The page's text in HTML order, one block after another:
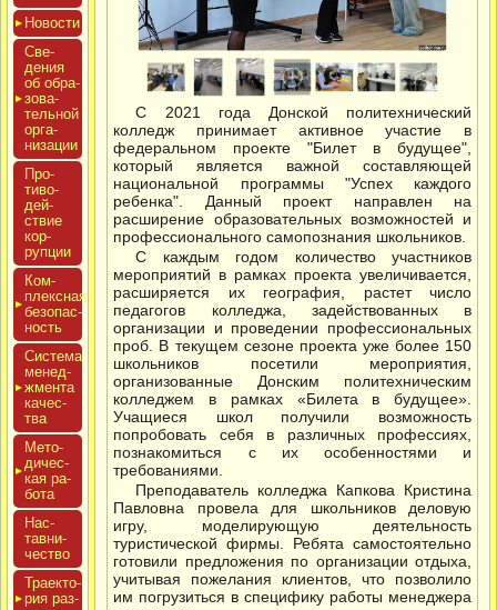
Новос­ти
Све­
дения
об об­ра­
зова­
тель­ной
ор­га­
низа­ции
Про­
тиво­
дей­
ствие
кор­
рупции
Ком­
плексная
бе­зопас­
ность
Сис­те­ма
ме­нед­
жмен­та
ка­чес­
тва
Мето­
дичес­
кая ра­
бота
Нас­
тавни­
чес­тво
Тра­ек­то­
рия раз­
С 2021 года Донской политехнический
колледж принимает активное участие в
федеральном проекте "Билет в будущее",
который является важной составляющей
национальной программы "Успех каждого
ребенка". Данный проект направлен на
расширение образовательных возможностей и
профессионального самопознания школьников.
С каждым годом количество участников
мероприятий в рамках проекта увеличивается,
расширяется их география, растет число
педагогов колледжа, задействованных в
организации и проведении профессиональных
проб. В текущем сезоне проекта уже более 150
школьников посетили мероприятия,
организованные Донским политехническим
колледжем в рамках «Билета в будущее».
Учащиеся школ получили возможность
попробовать себя в различных профессиях,
познакомиться с их особенностями и
требованиями.
Преподаватель колледжа Капкова Кристина
Павловна провела для школьников деловую
игру, моделирующую деятельность
туристической фирмы. Ребята самостоятельно
готовили предложения по организации отдыха,
учитывая пожелания клиентов, что позволило
им погрузиться в специфику работы менеджера